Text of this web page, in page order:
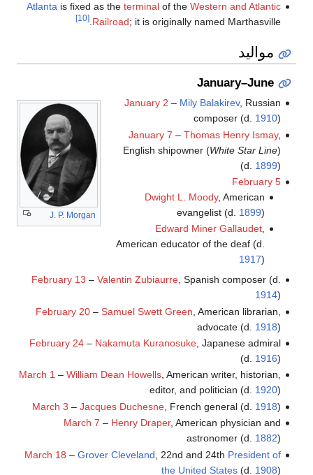
Atlantais fixed as the terminalof the Western and Atlantic
Railroad; it is originally named Marthasville.
[10]
مواليد
January–June
J. P. Morgan
January 2 – Mily Balakirev, Russian
composer (d. 1910)
January 7 – Thomas Henry Ismay,
English shipowner (White Star Line)
(d. 1899)
February 5
Dwight L. Moody, American
evangelist (d. 1899)
Edward Miner Gallaudet,
American educator of the deaf (d.
1917)
February 13 – Valentin Zubiaurre, Spanish composer (d.
1914)
February 20– Samuel Swett Green , American librarian,
advocate (d. 1918)
February 24– Nakamuta Kuranosuke, Japanese admiral
(d. 1916)
March 1 – William Dean Howells, American writer, historian,
editor, and politician (d. 1920)
March 3 – Jacques Duchesne, French general (d. 1918)
March 7 – Henry Draper, American physician and
astronomer (d. 1882)
March 18 – Grover Cleveland , 22nd and 24th President of
the United States(d. 1908)